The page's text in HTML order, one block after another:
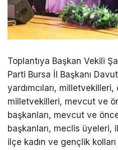
Toplantıya Başkan Vekili
Parti Bursa İl Başkanı
yardımcıları,
milletvekilleri, mevcut ve
başkanları, mevcut ve
başkanları, meclis üyeleri,
ilçe kadın ve gençlik kolları